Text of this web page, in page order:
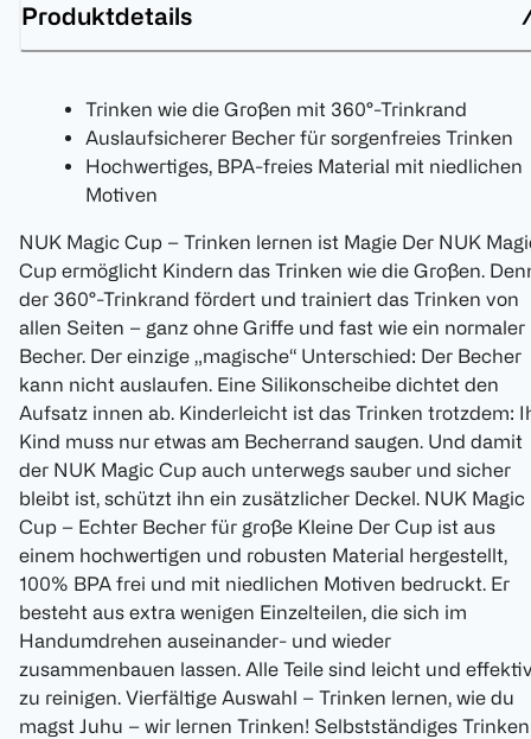
Produktdetails
Trinken wie die Großen mit 360°-Trinkrand
Auslaufsicherer Becher für sorgenfreies Trinken
Hochwertiges, BPA-freies Material mit niedlichen
Motiven
NUK Magic Cup – Trinken lernen ist Magie Der NUK
Cup ermöglicht Kindern das Trinken wie die Großen.
der 360°-Trinkrand fördert und trainiert das Trinken von
allen Seiten – ganz ohne Griffe und fast wie ein normaler
Becher. Der einzige „magische“ Unterschied: Der Becher
kann nicht auslaufen. Eine Silikonscheibe dichtet den
Aufsatz innen ab. Kinderleicht ist das Trinken trotzdem:
Kind muss nur etwas am Becherrand saugen. Und damit
der NUK Magic Cup auch unterwegs sauber und sicher
bleibt ist, schützt ihn ein zusätzlicher Deckel. NUK Magic
Cup – Echter Becher für große Kleine Der Cup ist aus
einem hochwertigen und robusten Material hergestellt,
100% BPA frei und mit niedlichen Motiven bedruckt. Er
besteht aus extra wenigen Einzelteilen, die sich im
Handumdrehen auseinander- und wieder
zusammenbauen lassen. Alle Teile sind leicht und
zu reinigen. Vierfältige Auswahl – Trinken lernen, wie du
magst Juhu – wir lernen Trinken! Selbstständiges Trinken